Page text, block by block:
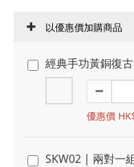
以優惠價加購商品
經典手功黃銅復
優惠價
SKW02 | 兩對一